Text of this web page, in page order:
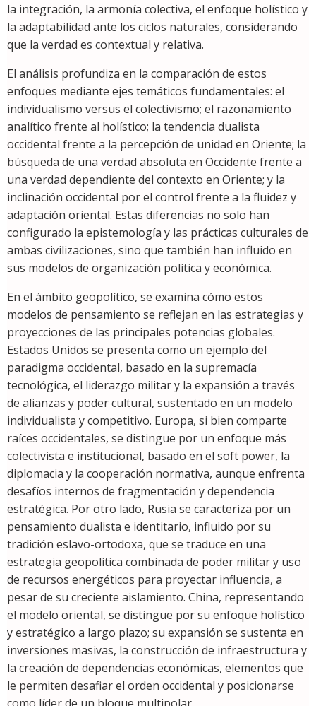
la integración, la armonía colectiva, el enfoque holístico y
la adaptabilidad ante los ciclos naturales, considerando
que la verdad es contextual y relativa.
El análisis profundiza en la comparación de estos
enfoques mediante ejes temáticos fundamentales: el
individualismo versus el colectivismo; el razonamiento
analítico frente al holístico; la tendencia dualista
occidental frente a la percepción de unidad en Oriente; la
búsqueda de una verdad absoluta en Occidente frente a
una verdad dependiente del contexto en Oriente; y la
inclinación occidental por el control frente a la fluidez y
adaptación oriental. Estas diferencias no solo han
configurado la epistemología y las prácticas culturales de
ambas civilizaciones, sino que también han influido en
sus modelos de organización política y económica.
En el ámbito geopolítico, se examina cómo estos
modelos de pensamiento se reflejan en las estrategias y
proyecciones de las principales potencias globales.
Estados Unidos se presenta como un ejemplo del
paradigma occidental, basado en la supremacía
tecnológica, el liderazgo militar y la expansión a través
de alianzas y poder cultural, sustentado en un modelo
individualista y competitivo. Europa, si bien comparte
raíces occidentales, se distingue por un enfoque más
colectivista e institucional, basado en el soft power, la
diplomacia y la cooperación normativa, aunque enfrenta
desafíos internos de fragmentación y dependencia
estratégica. Por otro lado, Rusia se caracteriza por un
pensamiento dualista e identitario, influido por su
tradición eslavo-ortodoxa, que se traduce en una
estrategia geopolítica combinada de poder militar y uso
de recursos energéticos para proyectar influencia, a
pesar de su creciente aislamiento. China, representando
el modelo oriental, se distingue por su enfoque holístico
y estratégico a largo plazo; su expansión se sustenta en
inversiones masivas, la construcción de infraestructura y
la creación de dependencias económicas, elementos que
le permiten desafiar el orden occidental y posicionarse